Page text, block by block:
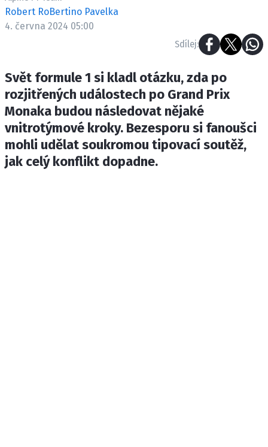
ETICKÝ KODEX
OSOBNÍ ÚDAJE / COOKIES
Provozovatelem serveru F1NEWS.cz je
INCORP MEDIA GROUP s.r.o., IČ: 118 23 054
Robert RoBertino Pavelka
4. června 2024 05:00
Sdílej:
Svět formule 1 si kladl otázku, zda po
rozjitřených událostech po Grand Prix
Monaka budou následovat nějaké
vnitrotýmové kroky. Bezesporu si fanoušci
mohli udělat soukromou tipovací soutěž,
jak celý konflikt dopadne.